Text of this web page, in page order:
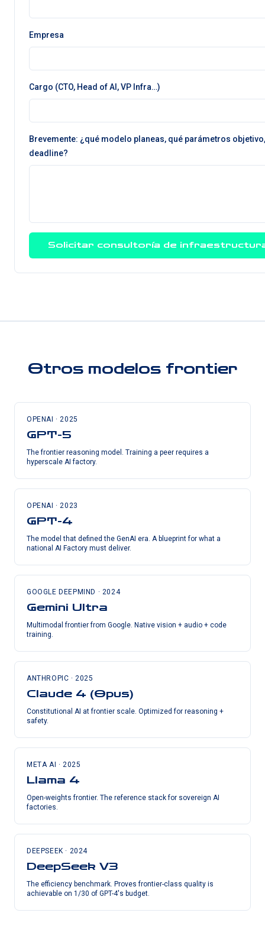
Empresa
Cargo (CTO, Head of AI, VP Infra…)
Brevemente: ¿qué modelo planeas, qué parámetros
deadline?
Solicitar consultoría de
Otros modelos frontier
OPENAI ·2025
GPT-5
The frontier reasoning model. Training a peer requires a
hyperscale AI factory.
OPENAI ·2023
GPT-4
The model that defined the GenAI era. A blueprint for what a
national AI Factory must deliver.
GOOGLE DEEPMIND · 2024
Gemini Ultra
Multimodal frontier from Google. Native vision + audio + code
training.
ANTHROPIC ·2025
Claude 4 (Opus)
Constitutional AI at frontier scale. Optimized for reasoning +
safety.
META AI ·2025
Llama 4
Open-weights frontier. The reference stack for sovereign AI
factories.
DEEPSEEK · 2024
DeepSeek V3
The efficiency benchmark. Proves frontier-class quality is
achievable on 1/30 of GPT-4's budget.